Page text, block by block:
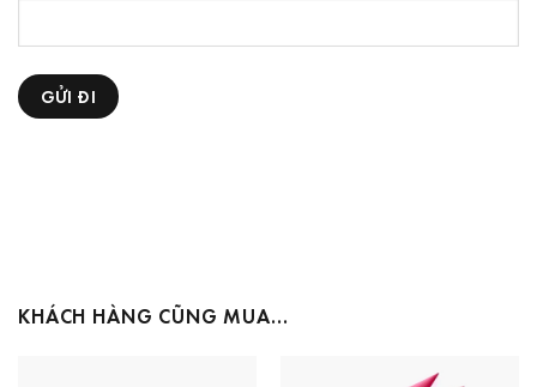
KHÁCH HÀNG CŨNG MUA…